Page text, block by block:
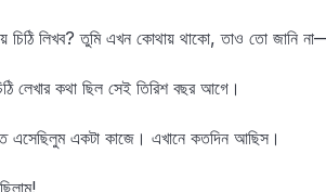
চিঠি লিখব? তুমি এখন কোথায় থাকো, তাও তো জানি
লেখার কথা ছিল সেই তিরিশ বছর আগে।
এসেছিলুম একটা কাজে। এখানে কতদিন আছিস।